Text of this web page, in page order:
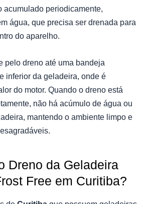
acumulado periodicamente,
água, que precisa ser drenada para
do aparelho.
pelo dreno até uma bandeja
inferior da geladeira, onde é
do motor. Quando o dreno está
não há acúmulo de água ou
mantendo o ambiente limpo e
Dreno da Geladeira
Free em Curitiba?